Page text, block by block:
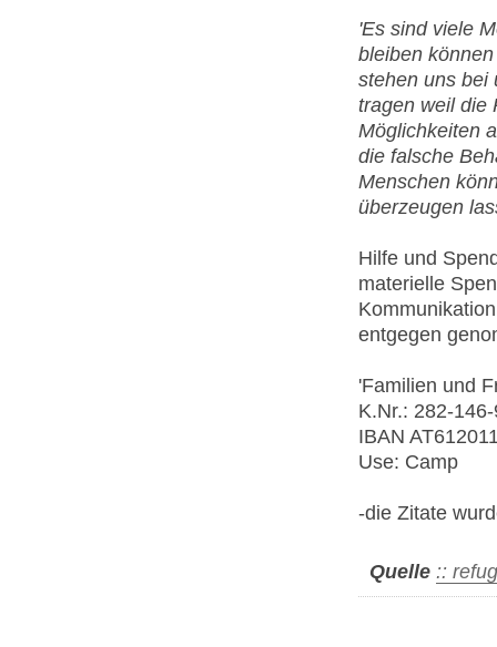
'Es sind viele
bleiben
stehen uns bei
tragen weil die
Möglichkeiten
die falsche
Menschen
überzeugen
Hilfe und
materielle
entgegen
'Familien und
K.Nr.: 282-
IBAN
Use: Camp
-die Zitate
Quelle ::